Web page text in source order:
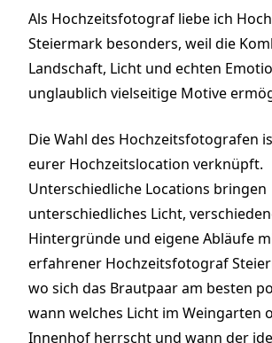
Als Hochzeitsfotograf liebe ich
Steiermark besonders, weil die
Landschaft, Licht und echten
unglaublich vielseitige Motive
Die Wahl des Hochzeitsfotografen
eurer Hochzeitslocation verknüpft.
Unterschiedliche Locations bringen
unterschiedliches Licht,
Hintergründe und eigene Abläufe
erfahrener Hochzeitsfotograf
wo sich das Brautpaar am besten
wann welches Licht im Weingarten
Innenhof herrscht und wann der